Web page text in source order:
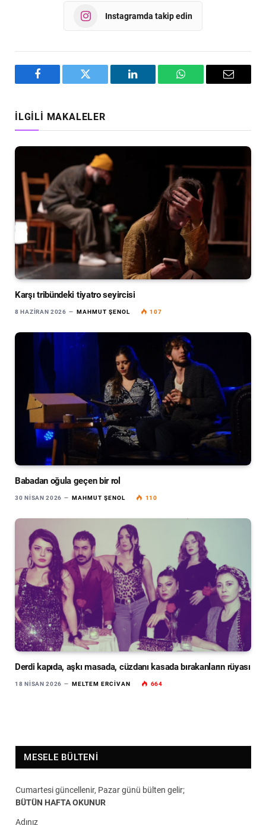
Instagramda takip edin
Facebook Twitter LinkedIn WhatsAppEmail
İLGILI MAKALELER
Karşı tribündeki tiyatro seyircisi
8 HAZIRAN 2026 MAHMUT ŞENOL 107
Babadan oğula geçen bir rol
30 NISAN 2026 MAHMUT ŞENOL 110
Derdi kapıda, aşkı masada, cüzdanı kasada bırakanların rüyası
18 NISAN 2026 MELTEM ERCIVAN 664
MESELE BÜLTENI
Cumartesi güncellenir, Pazar günü bülten gelir;
BÜTÜN HAFTA OKUNUR
Adınız